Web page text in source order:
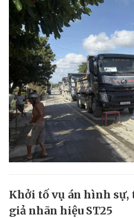
Khởi tố vụ án hình sự,
giả nhãn hiệu ST25